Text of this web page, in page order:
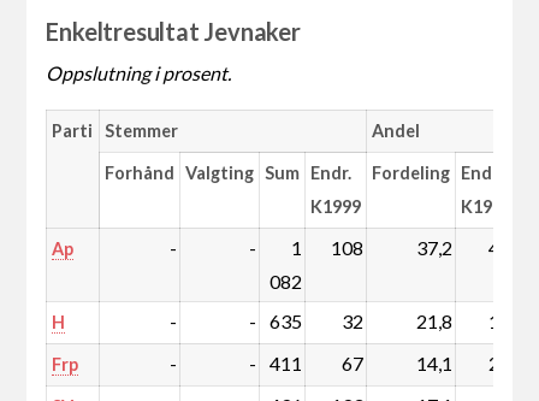
Enkeltresultat Jevnaker
Oppslutning i prosent.
Parti Stemmer Andel
Forhånd Valgting Sum Endr.
K1999
Fordeling Endr.
K1999
Ap - -
1
082
108 37,2 4,5
H - - 635 32 21,8 1,6
Frp - - 411 67 14,1 2,6